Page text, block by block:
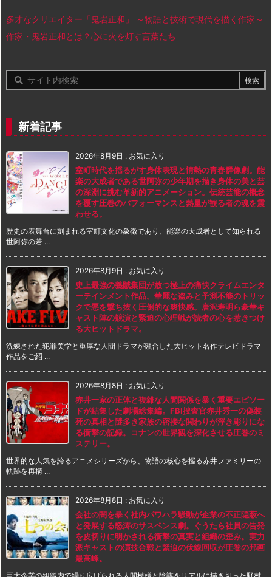
多才なクリエイター「鬼岩正和」 ～物語と技術で現代を描く作家～
作家・鬼岩正和とは？心に火を灯す言葉たち
新着記事
2026年8月9日 : お気に入り
室町時代を揺るがす身体表現と情熱の青春群像劇。能
楽の大成者である世阿弥の少年期を描き身体の美と芸
の深淵に挑む革新的アニメーション。伝統芸能の概念
を覆す圧巻のパフォーマンスと熱量が観る者の魂を震
わせる。
歴史の表舞台に刻まれる室町文化の象徴であり、能楽の大成者として知られる
世阿弥の若 ...
2026年8月9日 : お気に入り
史上最強の義賊集団が放つ極上の痛快クライムエンタ
ーテインメント作品。華麗な盗みと予測不能のトリッ
クで悪を撃ち抜く圧倒的な爽快感。唐沢寿明ら豪華キ
ャスト陣の競演と緊迫の心理戦が読者の心を惹きつけ
る大ヒットドラマ。
洗練された犯罪美学と重厚な人間ドラマが融合した大ヒット名作テレビドラマ
作品をご紹 ...
2026年8月8日 : お気に入り
赤井一家の正体と複雑な人間関係を暴く重要エピソー
ドが結集した劇場総集編。FBI捜査官赤井秀一の偽装
死の真相と謎多き家族の密接な関わりが浮き彫りにな
る衝撃の記録。コナンの世界観を深化させる圧巻のミ
ステリー。
世界的な人気を誇るアニメシリーズから、物語の核心を握る赤井ファミリーの
軌跡を再構 ...
2026年8月8日 : お気に入り
会社の闇を暴く社内パワハラ騒動が企業の不正隠蔽へ
と発展する怒涛のサスペンス劇。ぐうたら社員の告発
を皮切りに明かされる衝撃の真実と組織の歪み。実力
派キャストの演技合戦と緊迫の伏線回収が圧巻の邦画
最高峰。